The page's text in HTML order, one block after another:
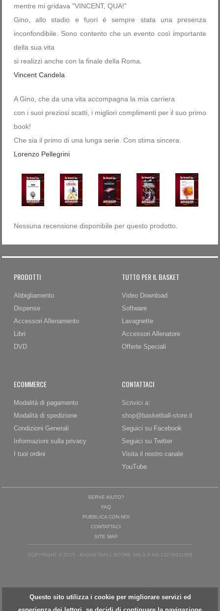
mentre mi gridava "VINCENT, QUA!"
Gino, allo stadio e fuori è sempre stata una presenza
inconfondibile. Sono contento che un evento così importante
della sua vita
si realizzi anche con la finale della Roma.
Vincent Candela
A Gino, che da una vita accompagna la mia carriera
con i suoi preziosi scatti, i migliori complimenti per il suo primo
book!
Che sia il primo di una lunga serie. Con stima sincera.
Lorenzo Pellegrini
Nessuna recensione disponibile per questo prodotto.
PRODOTTI
Abbigliamento
Dispense
Accessori Allenamento
Libri
DVD
TUTTO PER IL BASKET
Video Download
Software
Lavagnette
Accessori Allenatore
Offerte Speciali
ECOMMERCE
Modalità di pagamento
Modalità di spedizione
Condizioni Generali
Informazioni sulla privacy
I tuoi ordini
CONTATTACI
Scrivici a:
shop@basketball-store.it
Seguici su Facebook
Seguici su Twitter
Visita il nostro canale
YouTube
SERVE AIUTO?
FAQ
PUBBLICA CON NOI
CONTATTACI
SITE MAP
COPYRIGHT © 2015 - BASKETBALL STORE SRLS P.IVA 13276911008
Questo sito utilizza i cookie per migliorare servizi ed